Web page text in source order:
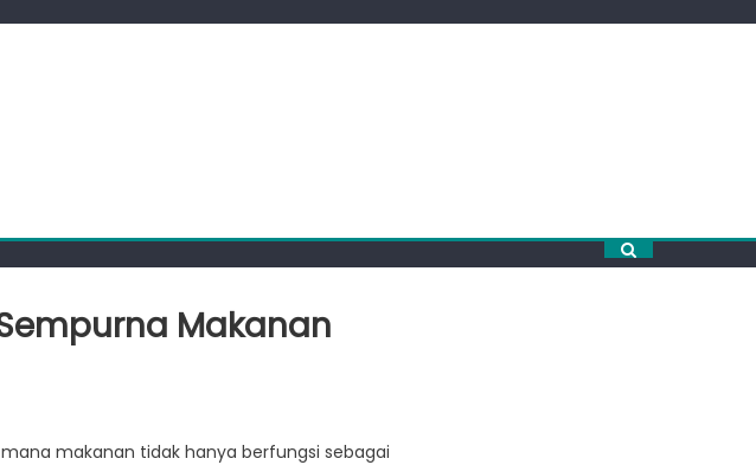
Makanan
makanan tidak hanya berfungsi sebagai